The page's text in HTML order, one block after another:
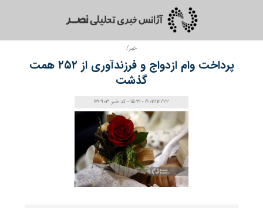
خبر/
پرداخت وام ازدواج و فرزندآوری از ۲۵۲ همت
گذشت
1403/12/22 - 15:31 - کد خبر: 132903